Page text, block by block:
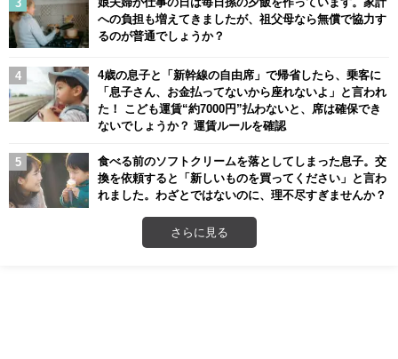
への負担も増えてきましたが、祖父母なら無償で協力す
るのが普通でしょうか？
4歳の息子と「新幹線の自由席」で帰省したら、乗客に
「息子さん、お金払ってないから座れないよ」と言われ
た！ こども運賃“約7000円”払わないと、席は確保でき
ないでしょうか？ 運賃ルールを確認
食べる前のソフトクリームを落としてしまった息子。交
換を依頼すると「新しいものを買ってください」と言わ
れました。わざとではないのに、理不尽すぎませんか？
さらに見る